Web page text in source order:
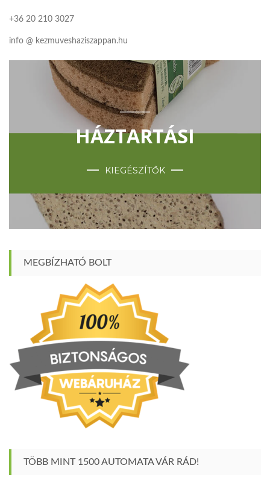
+36 20 210 3027
info @ kezmuveshaziszappan.hu
HÁZTARTÁSI
KIEGÉSZÍTŐK
MEGBÍZHATÓ BOLT
TÖBB MINT 1500 AUTOMATA VÁR RÁD!